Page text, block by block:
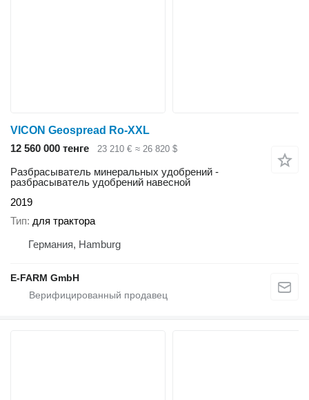
VICON Geospread Ro-XXL
12 560 000 тенге
23 210 € ≈ 26 820 $
Разбрасыватель минеральных удобрений -
разбрасыватель удобрений навесной
2019
Тип для трактора
Германия, Hamburg
E-FARM GmbH